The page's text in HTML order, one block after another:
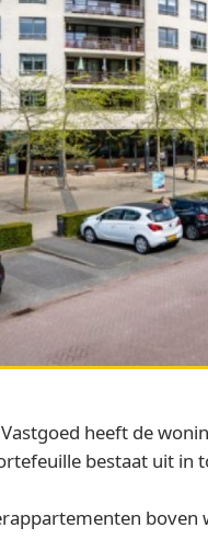
heeft de
bestaat uit in
boven